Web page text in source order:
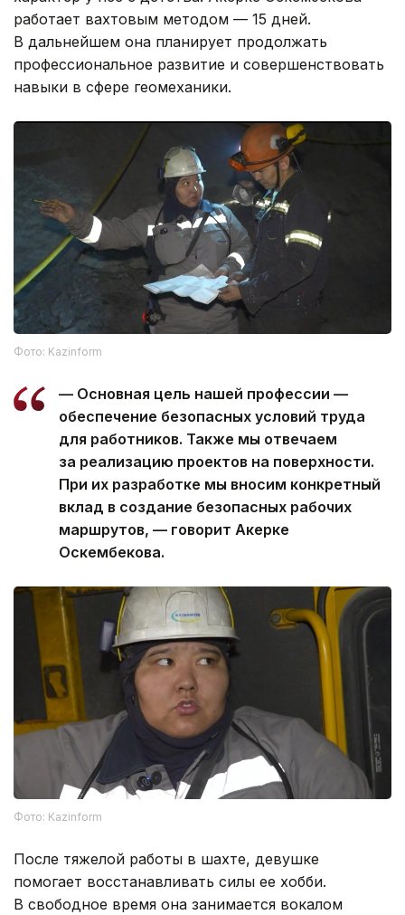
работает вахтовым методом — 15 дней.
В дальнейшем она планирует продолжать
профессиональное развитие и совершенствовать
навыки в сфере геомеханики.
Фото: Kazinform
— Основная цель нашей профессии —
обеспечение безопасных условий труда
для работников. Также мы отвечаем
за реализацию проектов на поверхности.
При их разработке мы вносим конкретный
вклад в создание безопасных рабочих
маршрутов, — говорит Акерке
Оскембекова.
Фото: Kazinform
После тяжелой работы в шахте, девушке
помогает восстанавливать силы ее хобби.
В свободное время она занимается вокалом